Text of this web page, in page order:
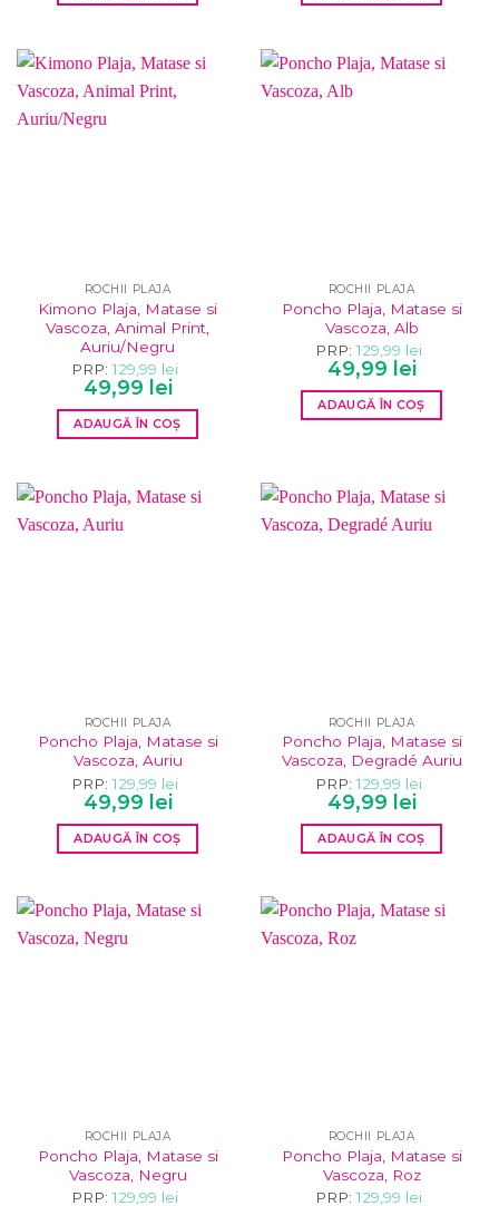
129,99 lei.
129,99 lei.
ROCHII PLAJA
Kimono Plaja, Matase si
Vascoza, Animal Print,
Auriu/Negru
PRP: 129,99 lei
Prețul
inițial
a
fost:
129,99 lei.
49,99 leiPrețul
curent
este:
49,99 lei.
ADAUGĂ ÎN COȘ
ROCHII PLAJA
Poncho Plaja, Matase si
Vascoza, Alb
PRP: 129,99 lei
Prețul
inițial
a
fost:
129,99 lei.
49,99 leiPrețul
curent
este:
49,99 lei.
ADAUGĂ ÎN COȘ
ROCHII PLAJA
Poncho Plaja, Matase si
Vascoza, Auriu
PRP: 129,99 lei
Prețul
inițial
a
fost:
129,99 lei.
49,99 leiPrețul
curent
este:
49,99 lei.
ADAUGĂ ÎN COȘ
ROCHII PLAJA
Poncho Plaja, Matase si
Vascoza, Degradé Auriu
PRP: 129,99 lei
Prețul
inițial
a
fost:
129,99 lei.
49,99 leiPrețul
curent
este:
49,99 lei.
ADAUGĂ ÎN COȘ
ROCHII PLAJA
Poncho Plaja, Matase si
Vascoza, Negru
PRP: 129,99 lei
ROCHII PLAJA
Poncho Plaja, Matase si
Vascoza, Roz
PRP: 129,99 lei